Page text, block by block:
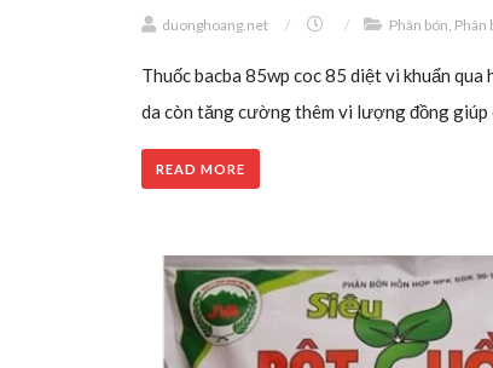
duonghoang.net / / Phân bón Phân
Thuốc bacba 85wp coc 85 diệt vi khuẩn qua
da còn tăng cường thêm vi lượng đồng giúp
READ MORE